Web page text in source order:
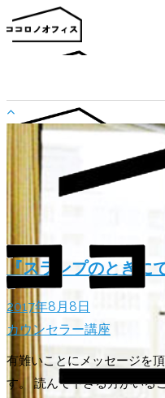
お弟子さん紹介
お知らせ
書籍一覧
スタッフブログ
お問い合わせ
『スランプのときに
2017年8月8日
カウンセラー講座
有難いことにメッセージを
す。 読んで下さる方がいる